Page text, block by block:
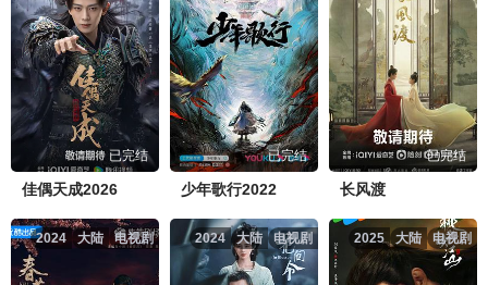
已完结
佳偶天成2026
已完结
少年歌行2022
已完结
长风渡
电视剧
大陆
2024 电视剧
大陆
2024 电视剧
大陆
2025